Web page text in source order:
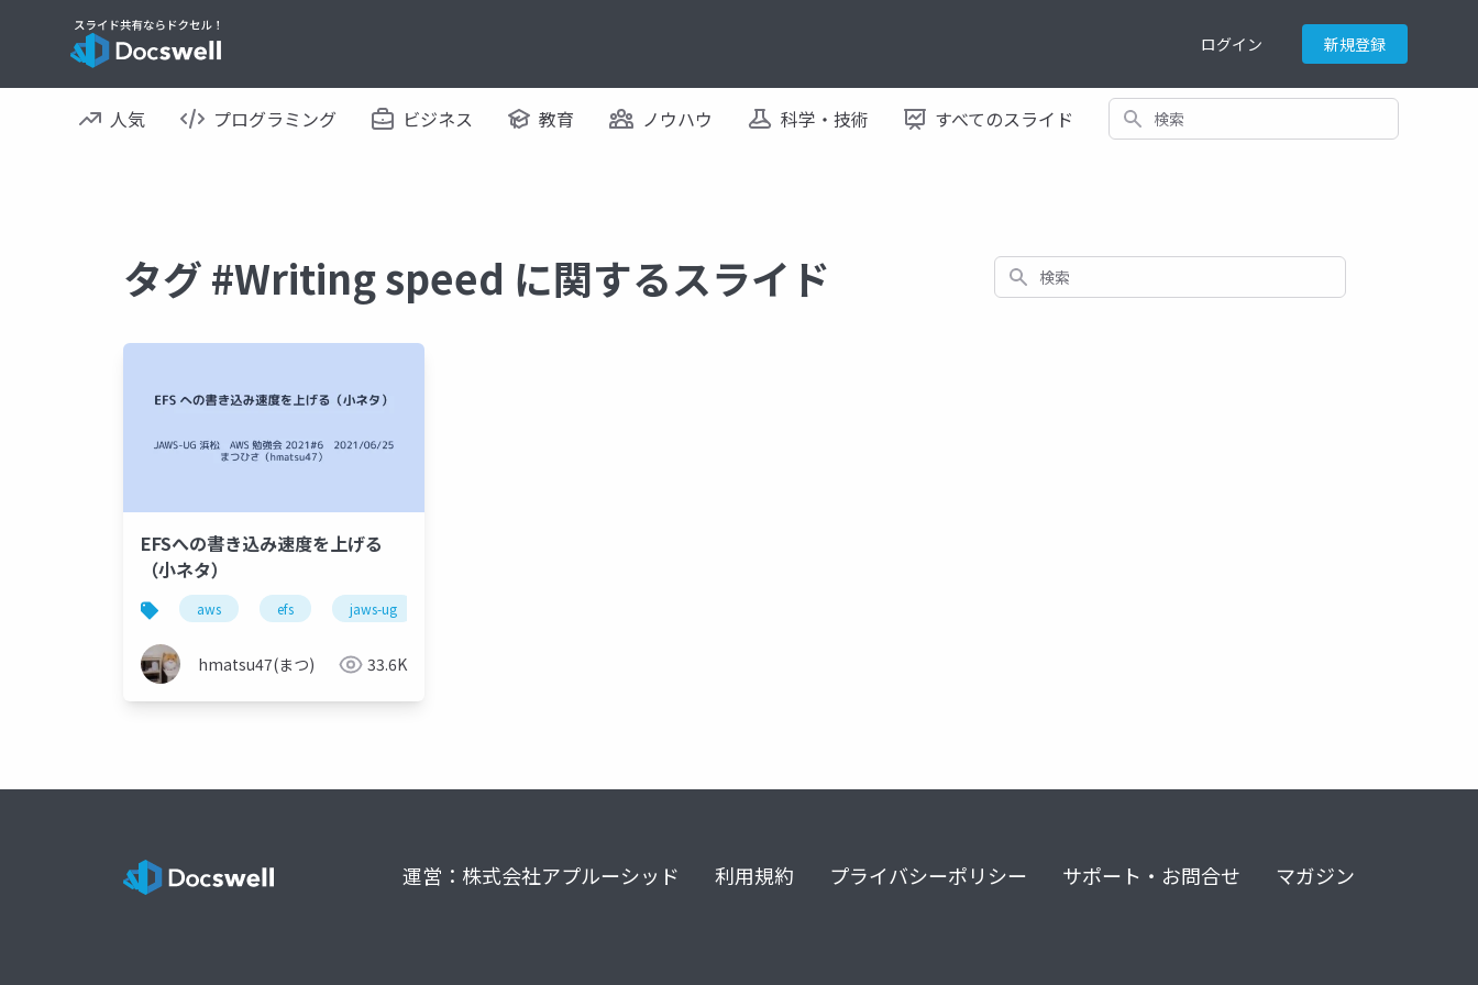
ログイン 新規登録
人気 プログラミング ビジネス 教育 ノウハウ 科学・技術 すべてのスライド 検索
タグ #Writing speed に関するスライド 検索
EFSへの書き込み速度を上げる
（小ネタ）
aws efs jaws-ug
hmatsu47(まつ) 33.6K
運営：株式会社アプルーシッド 利用規約 プライバシーポリシー サポート・お問合せ マガジン